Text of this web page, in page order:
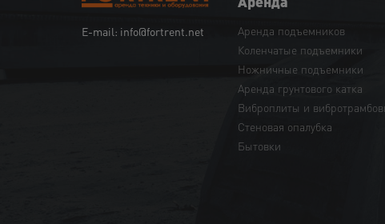
E-mail: info@fortrent.net
Аренда подъемников
Коленчатые подъемники
Ножничные подъемники
Аренда грунтового катка
Виброплиты и
Cтеновая опалубка
Бытовки